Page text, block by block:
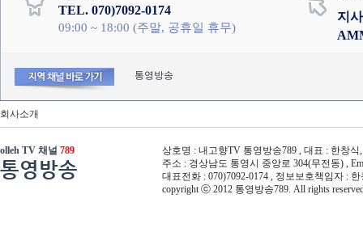
TEL. 070)7092-0174
09:00 ~ 18:00 (주말, 공휴일 휴무)
지
통영방송
회사소개
olleh TV 채널 789
통영방송
상호명 : 내고향TV 통영방송789 , 대표 : 한창식
주소 : 경상남도 통영시 중앙로 304(무전동) ,
대표전화 : 070)7092-0174 , 정보보호책임자 :
copyright ⓒ 2012 통영방송789. All rights